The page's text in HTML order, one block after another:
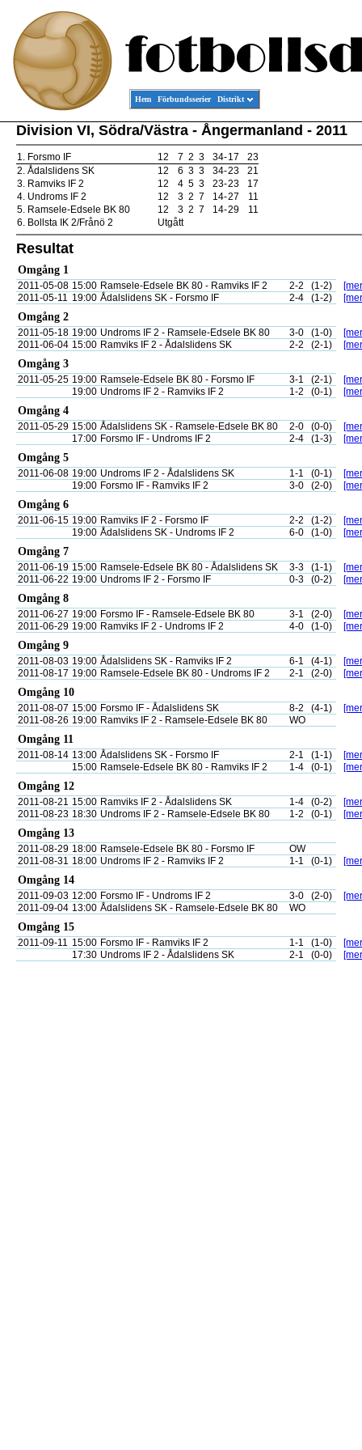
Hem Förbundsserier Distrikt
Division VI, Södra/Västra - Ångermanland - 2011
1. Forsmo IF 12 7 2 3 34-17
23
2. Ådalslidens SK 12 6 3 3 34-23
21
3. Ramviks IF 2 12 4 5 3 23-23
17
4. Undroms IF 2 12 3 2 7 14-27
11
5. Ramsele-Edsele BK 80 12 3 2 7 14-29
11
6. Bollsta IK 2/Frånö 2 Utgått
Resultat
Omgång 1
2011-05-08 15:00 Ramsele-Edsele BK 80 - Ramviks IF 2 2-2 (1-2)
2011-05-11 19:00 Ådalslidens SK - Forsmo IF 2-4 (1-2)
Omgång 2
2011-05-18 19:00 Undroms IF 2 - Ramsele-Edsele BK 80 3-0 (1-0)
2011-06-04 15:00 Ramviks IF 2 - Ådalslidens SK 2-2 (2-1)
Omgång 3
2011-05-25 19:00 Ramsele-Edsele BK 80 - Forsmo IF 3-1 (2-1)
19:00 Undroms IF 2 - Ramviks IF 2 1-2 (0-1)
Omgång 4
2011-05-29 15:00 Ådalslidens SK - Ramsele-Edsele BK 80 2-0 (0-0)
17:00 Forsmo IF - Undroms IF 2 2-4 (1-3)
Omgång 5
2011-06-08 19:00 Undroms IF 2 - Ådalslidens SK 1-1 (0-1)
19:00 Forsmo IF - Ramviks IF 2 3-0 (2-0)
Omgång 6
2011-06-15 19:00 Ramviks IF 2 - Forsmo IF 2-2 (1-2)
19:00 Ådalslidens SK - Undroms IF 2 6-0 (1-0)
Omgång 7
2011-06-19 15:00 Ramsele-Edsele BK 80 - Ådalslidens SK 3-3 (1-1)
2011-06-22 19:00 Undroms IF 2 - Forsmo IF 0-3 (0-2)
Omgång 8
2011-06-27 19:00 Forsmo IF - Ramsele-Edsele BK 80 3-1 (2-0)
2011-06-29 19:00 Ramviks IF 2 - Undroms IF 2 4-0 (1-0)
Omgång 9
2011-08-03 19:00 Ådalslidens SK - Ramviks IF 2 6-1 (4-1)
2011-08-17 19:00 Ramsele-Edsele BK 80 - Undroms IF 2 2-1 (2-0)
Omgång 10
2011-08-07 15:00 Forsmo IF - Ådalslidens SK 8-2 (4-1)
2011-08-26 19:00 Ramviks IF 2 - Ramsele-Edsele BK 80 WO
Omgång 11
2011-08-14 13:00 Ådalslidens SK - Forsmo IF 2-1 (1-1)
15:00 Ramsele-Edsele BK 80 - Ramviks IF 2 1-4 (0-1)
Omgång 12
2011-08-21 15:00 Ramviks IF 2 - Ådalslidens SK 1-4 (0-2)
2011-08-23 18:30 Undroms IF 2 - Ramsele-Edsele BK 80 1-2 (0-1)
Omgång 13
2011-08-29 18:00 Ramsele-Edsele BK 80 - Forsmo IF
OW
2011-08-31 18:00 Undroms IF 2 - Ramviks IF 2 1-1 (0-1)
Omgång 14
2011-09-03 12:00 Forsmo IF - Undroms IF 2 3-0 (2-0)
2011-09-04 13:00 Ådalslidens SK - Ramsele-Edsele BK 80 WO
Omgång 15
2011-09-11 15:00 Forsmo IF - Ramviks IF 2 1-1 (1-0)
17:30 Undroms IF 2 - Ådalslidens SK 2-1 (0-0)